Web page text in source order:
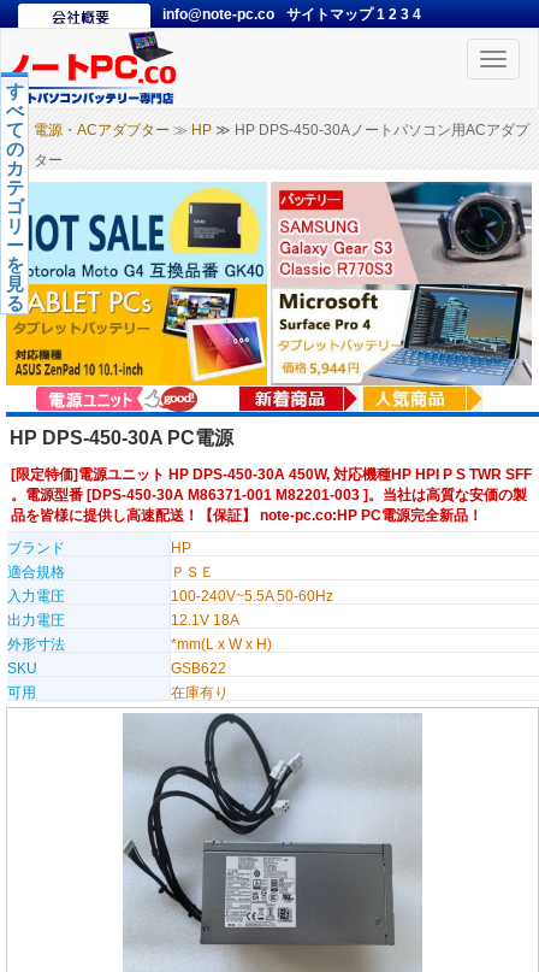
info@note-pc.co サイトマップ1 2 3 4
Toggle
電源・ACアダプター ≫ HP ≫ HP DPS-450-30Aノートパソコン用ACアダプ
ター
す
べ
て
の
カ
テ
ゴ
リ
ー
を
見
る
HP DPS-450-30A PC電源
[限定特価]電源ユニット HP DPS-450-30A 450W, 対応機種HP HPI P S TWR SFF
。電源型番 [DPS-450-30A M86371-001 M82201-003 ]。当社は高質な安価の製
品を皆様に提供し高速配送！【保証】 note-pc.co:HP PC電源完全新品！
ブランド
HP
適合規格
ＰＳＥ
入力電圧
100-240V~5.5A 50-60Hz
出力電圧
12.1V 18A
外形寸法
*mm(L x W x H)
SKU
GSB622
可用
在庫有り